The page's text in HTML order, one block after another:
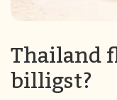
Thailand
billigst?